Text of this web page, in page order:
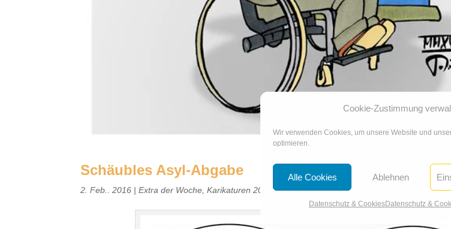
Cookie-Zustimmung
Wir verwenden Cookies, um unsere Website und
optimieren.
Alle Cookies Ablehnen
Datenschutz & CookiesDatenschutz &
Schäubles Asyl-Abgabe
2. Feb.. 2016 |Extra der Woche ,Karikaturen 2016